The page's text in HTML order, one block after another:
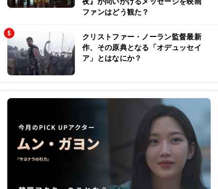
ファンはどう観た？
クリストファー・ノーラン監督最新
作、その原典となる「オデュッセイ
ア」とはなにか？